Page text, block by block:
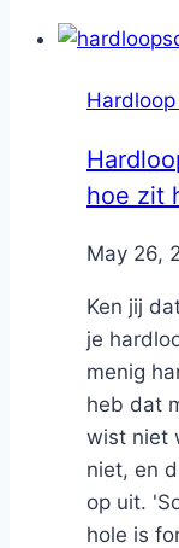
hoe zit
ByNicole
May 26,
Ken jij
je
menig
heb dat
wist niet
niet, en
op uit.
hole is